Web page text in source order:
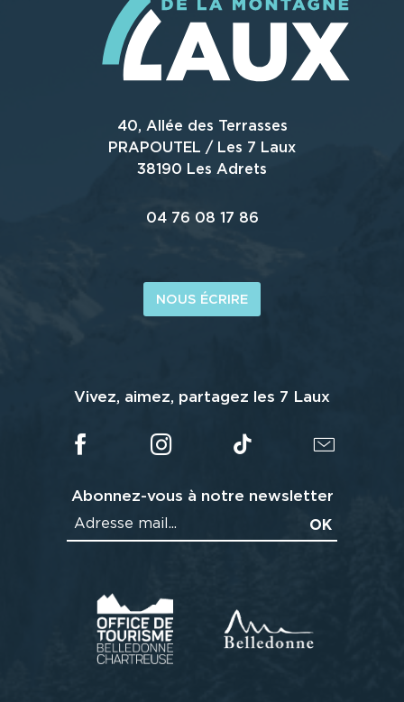
40, Allée des Terrasses
PRAPOUTEL / Les 7 Laux
38190 Les Adrets
04 76 08 17 86
NOUS ÉCRIRE
Vivez, aimez, partagez les 7 Laux
Abonnez-vous à notre newsletter